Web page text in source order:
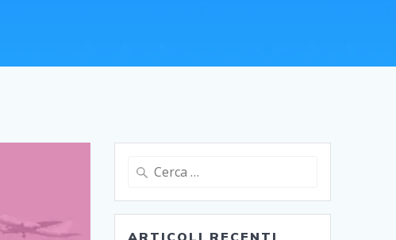
Ricerca
per:
ARTICOLI RECENTI